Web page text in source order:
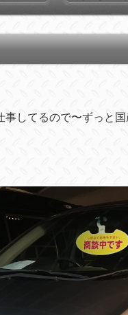
してるので〜ずっと国